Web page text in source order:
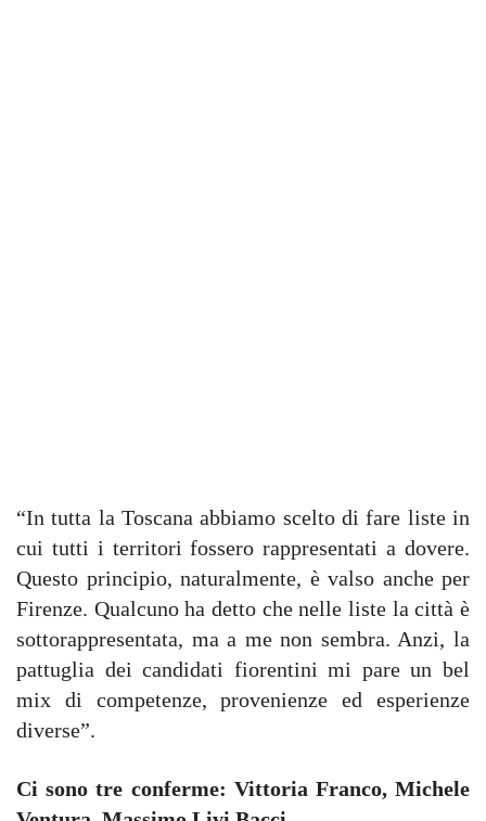
“In tutta la Toscana abbiamo scelto di fare liste in
cui tutti i territori fossero rappresentati a dovere.
Questo principio, naturalmente, è valso anche per
Firenze. Qualcuno ha detto che nelle liste la città è
sottorappresentata, ma a me non sembra. Anzi, la
pattuglia dei candidati fiorentini mi pare un bel
mix di competenze, provenienze ed esperienze
diverse”.
Ci sono tre conferme: Vittoria Franco, Michele